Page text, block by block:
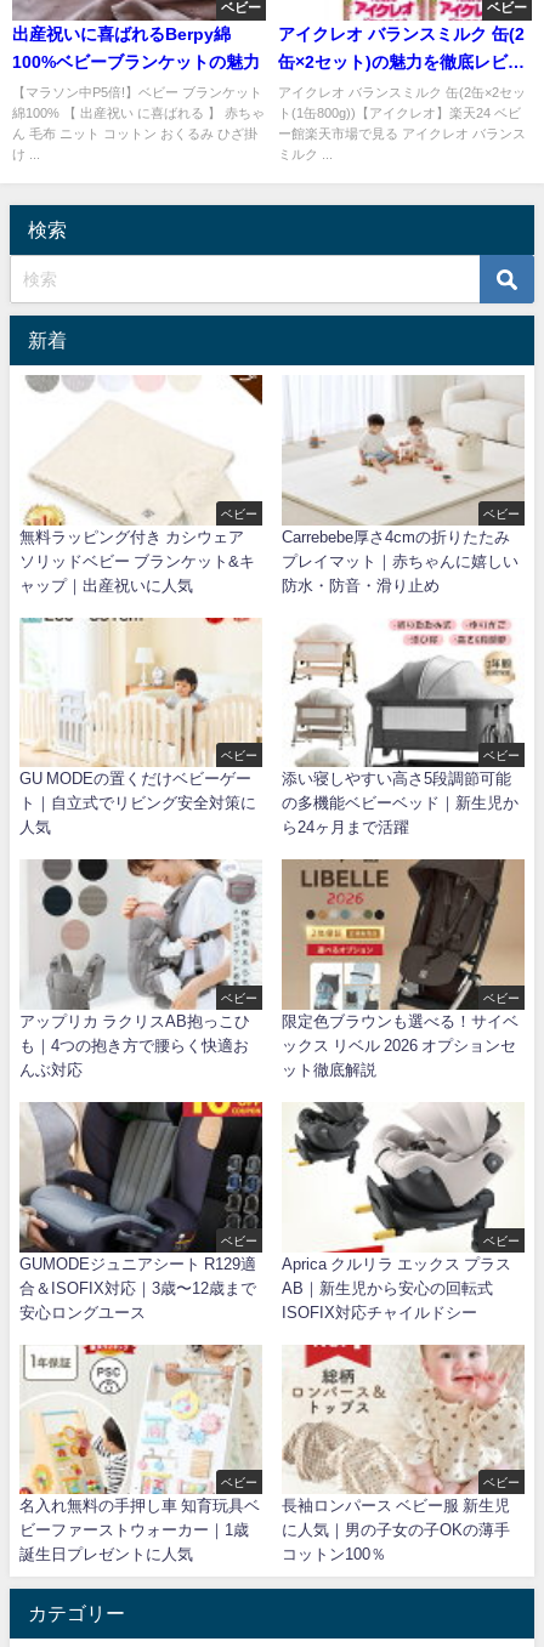
ベビー
出産祝いに喜ばれるBerpy綿
100%ベビーブランケットの魅力
【マラソン中P5倍!】ベビー ブランケット
綿100% 【 出産祝い に喜ばれる 】 赤ちゃ
ん 毛布 ニット コットン おくるみ ひざ掛
け ...
ベビー
アイクレオ バランスミルク 缶(2
缶×2セット)の魅力を徹底レビュ
ー【アイクレオ】
アイクレオ バランスミルク 缶(2缶×2セッ
ト(1缶800g))【アイクレオ】楽天24 ベビ
ー館楽天市場で見る アイクレオ バランス
ミルク ...
検索
新着
ベビー
無料ラッピング付き カシウェア
ソリッドベビー ブランケット&キ
ャップ｜出産祝いに人気
ベビー
Carrebebe厚さ4cmの折りたたみ
プレイマット｜赤ちゃんに嬉しい
防水・防音・滑り止め
ベビー
GU MODEの置くだけベビーゲー
ト｜自立式でリビング安全対策に
人気
ベビー
添い寝しやすい高さ5段調節可能
の多機能ベビーベッド｜新生児か
ら24ヶ月まで活躍
ベビー
アップリカ ラクリスAB抱っこひ
も｜4つの抱き方で腰らく快適お
んぶ対応
ベビー
限定色ブラウンも選べる！サイベ
ックス リベル 2026 オプションセ
ット徹底解説
ベビー
GUMODEジュニアシート R129適
合＆ISOFIX対応｜3歳〜12歳まで
安心ロングユース
ベビー
Aprica クルリラ エックス プラス
AB｜新生児から安心の回転式
ISOFIX対応チャイルドシー
ベビー
名入れ無料の手押し車 知育玩具ベ
ビーファーストウォーカー｜1歳
誕生日プレゼントに人気
ベビー
長袖ロンパース ベビー服 新生児
に人気｜男の子女の子OKの薄手
コットン100％
カテゴリー